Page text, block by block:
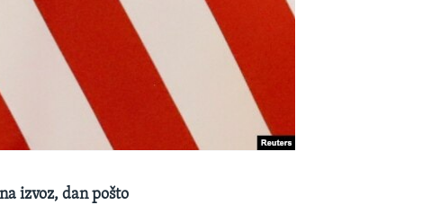
izvoz, dan pošto